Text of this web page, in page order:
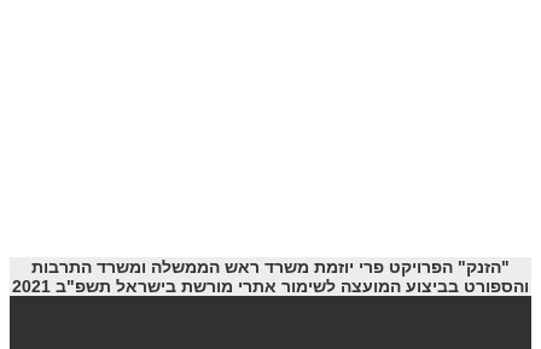
"הזנק" הפרויקט פרי יוזמת משרד ראש הממשלה ומשרד התרבות
והספורט בביצוע המועצה לשימור אתרי מורשת בישראל תשפ"ב 2021